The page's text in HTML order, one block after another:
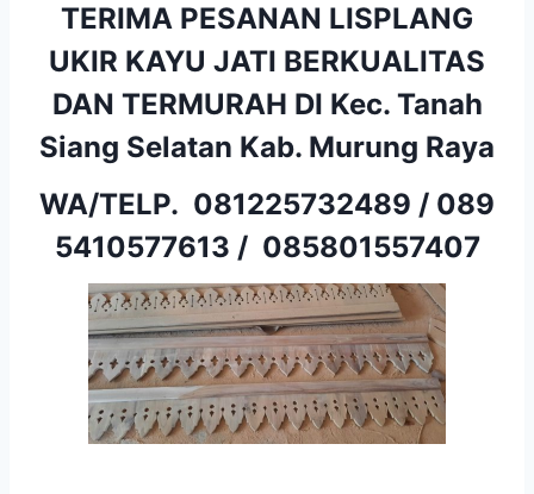
TERIMA PESANAN LISPLANG
UKIR KAYU JATI BERKUALITAS
DAN TERMURAH DI Kec. Tanah
Siang Selatan Kab. Murung Raya
WA/TELP. 081225732489 / 089
5410577613 / 085801557407